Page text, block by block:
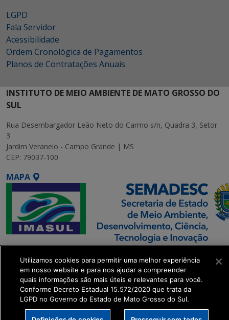
LGPD
Fala Servidor
Acessibilidade
Ordem Cronológica de Pagamentos
Planos de Contratações Anuais
INSTITUTO DE MEIO AMBIENTE DE MATO GROSSO DO
SUL
Rua Desembargador Leão Neto do Carmo s/n, Quadra 3, Setor
3
Jardim Veraneio - Campo Grande | MS
CEP: 79037-100
MAPA
SETDIG | Secretaria-
Executiva de
Transformação Digital
get_footer();
Utilizamos cookies para permitir uma melhor experiência
em nosso website e para nos ajudar a compreender
quais informações são mais úteis e relevantes para você.
Conforme Decreto Estadual 15.572/2020 que trata da
LGPD no Governo do Estado de Mato Grosso do Sul.